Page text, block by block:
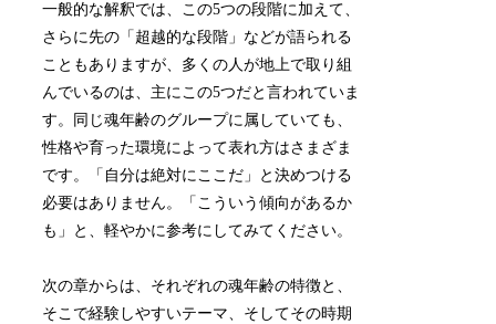
一般的な解釈では、この5つの段階に加えて、
さらに先の「超越的な段階」などが語られる
こともありますが、多くの人が地上で取り組
んでいるのは、主にこの5つだと言われていま
す。同じ魂年齢のグループに属していても、
性格や育った環境によって表れ方はさまざま
です。「自分は絶対にここだ」と決めつける
必要はありません。「こういう傾向があるか
も」と、軽やかに参考にしてみてください。
次の章からは、それぞれの魂年齢の特徴と、
そこで経験しやすいテーマ、そしてその時期